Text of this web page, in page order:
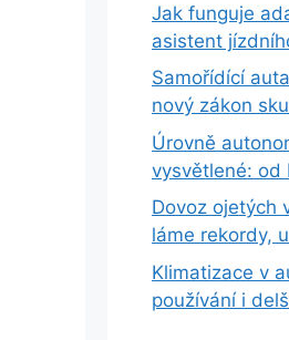
Jak funguje
asistent
Samořídící
nový zákon
Úrovně
vysvětlené: od
Dovoz ojetých
láme rekordy,
Klimatizace v
používání i